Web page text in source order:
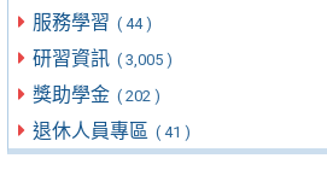
服務學習 ( 44 )
研習資訊 ( 3,005 )
獎助學金 ( 202 )
退休人員專區 ( 41 )